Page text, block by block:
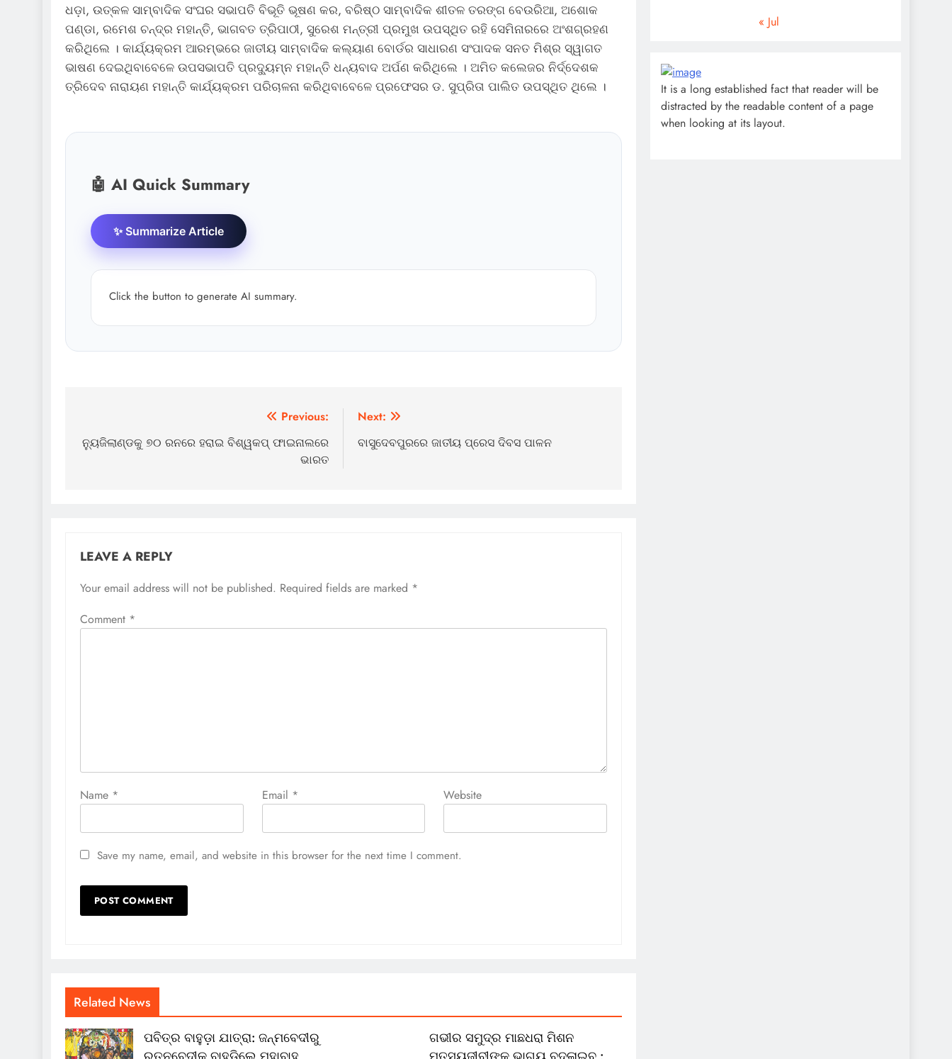
ଧଡ଼ା, ଉତ୍କଳ ସାମ୍ବାଦିକ ସଂଘର ସଭାପତି ବିଭୂତି ଭୂଷଣ କର, ବରିଷ୍ଠ ସାମ୍ବାଦିକ ଶୀତଳ ତରଙ୍ଗ ବେଉରିଆ, ଅଶୋକ
ପଣ୍ଡା, ରମେଶ ଚନ୍ଦ୍ର ମହାନ୍ତି, ଭାଗବତ ତ୍ରିପାଠୀ, ସୁରେଶ ମନ୍ତ୍ରୀ ପ୍ରମୁଖ ଉପସ୍ଥିତ ରହି ସେମିନାରରେ ଅଂଶଗ୍ରହଣ
କରିଥିଲେ । କାର୍ଯ୍ୟକ୍ରମ ଆରମ୍ଭରେ ଜାତୀୟ ସାମ୍ବାଦିକ କଲ୍ୟାଣ ବୋର୍ଡର ସାଧାରଣ ସଂପାଦକ ସନତ ମିଶ୍ର ସ୍ୱାଗତ
ଭାଷଣ ଦେଇଥିବାବେଳେ ଉପସଭାପତି ପ୍ରଦ୍ୟୁମ୍ନ ମହାନ୍ତି ଧନ୍ୟବାଦ ଅର୍ପଣ କରିଥିଲେ । ଅମିତ କଲେଜର ନିର୍ଦ୍ଦେଶକ
ତ୍ରିଦେବ ନାରାୟଣ ମହାନ୍ତି କାର୍ଯ୍ୟକ୍ରମ ପରିଚାଳନା କରିଥିବାବେଳେ ପ୍ରଫେସର ଡ. ସୁପ୍ରିତା ପାଲିତ ଉପସ୍ଥିତ ଥିଲେ ।
🤖 AI Quick Summary
✨ Summarize Article
Click the button to generate AI summary.
navigation
Previous:
ନ୍ୟୁଜିଲାଣ୍ଡକୁ ୭୦ ରନରେ ହରାଇ ବିଶ୍ୱକପ୍ ଫାଇନାଲରେ
ଭାରତ
Next:
ବାସୁଦେବପୁରରେ ଜାତୀୟ ପ୍ରେସ ଦିବସ ପାଳନ
LEAVE A REPLY
Your email address will not be published. Required fields are marked *
Comment *
Name * Email * Website
Save my name, email, and website in this browser for the next time I comment.
Related News
ପବିତ୍ର ବାହୁଡ଼ା ଯାତ୍ରା: ଜନ୍ମବେଦୀରୁ
ଗଭୀର ସମୁଦ୍ର ମାଛଧରା ମିଶନ
« Jul
It is a long established fact that reader will be
distracted by the readable content of a page
when looking at its layout.